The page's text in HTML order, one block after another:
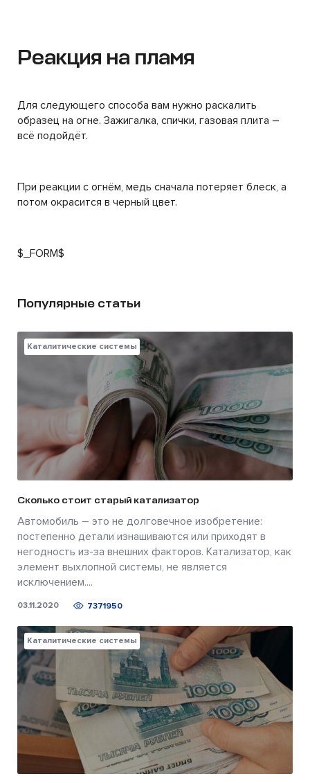
Реакция на пламя
Для следующего способа вам нужно раскалить
образец на огне. Зажигалка, спички, газовая плита –
всё подойдёт.
При реакции с огнём, медь сначала потеряет блеск, а
потом окрасится в черный цвет.
$_FORM$
Популярные статьи
Каталитические системы
Сколько стоит старый катализатор
Автомобиль – это не долговечное изобретение:
постепенно детали изнашиваются или приходят в
негодность из-за внешних факторов. Катализатор, как
элемент выхлопной системы, не является
исключением....
03.11.2020 7371950
Каталитические системы